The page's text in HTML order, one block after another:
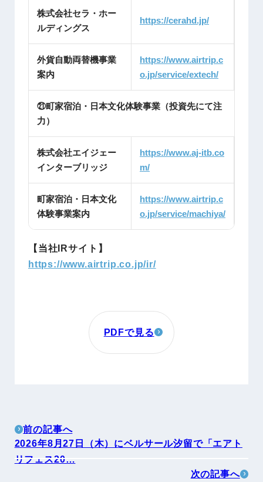
株式会社セラ・ホー
ルディングス
https://cerahd.jp/
外貨自動両替機事業
案内
https://www.airtrip.c
o.jp/service/extech/
㉑町家宿泊・日本文化体験事業（投資先にて注
力）
株式会社エイジェー
インターブリッジ
https://www.aj-itb.co
m/
町家宿泊・日本文化
体験事業案内
https://www.airtrip.c
o.jp/service/machiya/
【当社IRサイト】
https://www.airtrip.co.jp/ir/
PDFで見る
前の記事へ
2026年8月27日（木）にベルサール汐留で「エアト
リフェス20…
次の記事へ